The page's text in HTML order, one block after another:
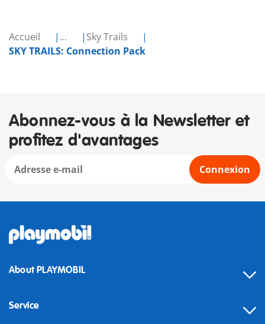
Accueil ...
Sky Trails
SKY TRAILS: Connection Pack
Abonnez-vous à la Newsletter et
profitez d'avantages
Connexion
About PLAYMOBIL
Service